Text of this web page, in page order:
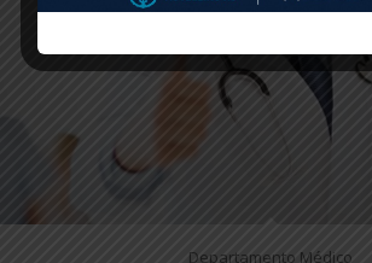
Departamento Médico